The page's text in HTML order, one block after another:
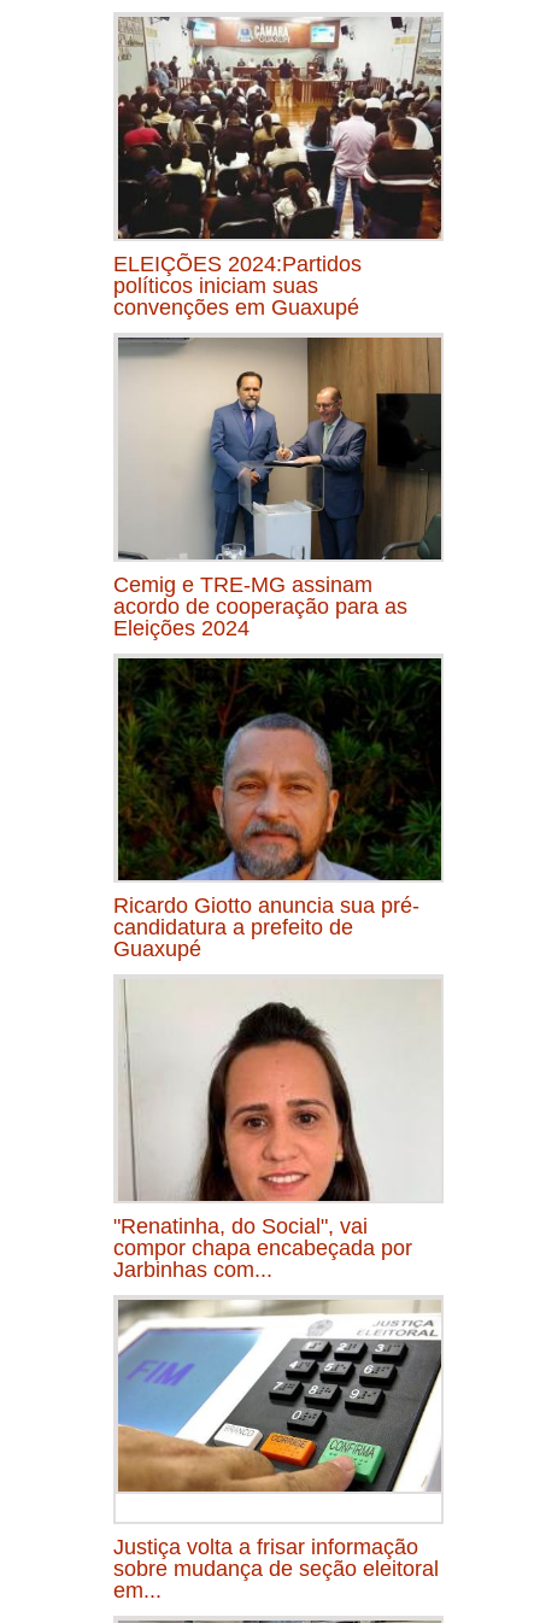
ELEIÇÕES 2024:Partidos
políticos iniciam suas
convenções em Guaxupé
Cemig e TRE-MG assinam
acordo de cooperação para as
Eleições 2024
Ricardo Giotto anuncia sua pré-
candidatura a prefeito de
Guaxupé
"Renatinha, do Social", vai
compor chapa encabeçada por
Jarbinhas com...
Justiça volta a frisar informação
sobre mudança de seção eleitoral
em...